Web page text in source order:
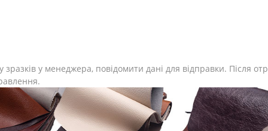
зразків у менеджера, повідомити дані для відправки. Після